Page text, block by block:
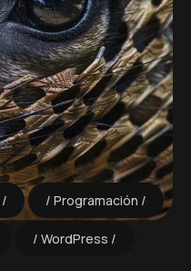
Programación
WordPress